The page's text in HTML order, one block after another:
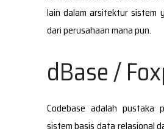
lain dalam arsitektur sistem
dari perusahaan mana pun.
dBase /
Codebase adalah pustaka
sistem basis data relasional